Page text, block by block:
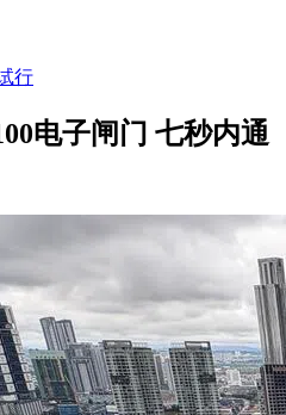
行
电子闸门 七秒内通